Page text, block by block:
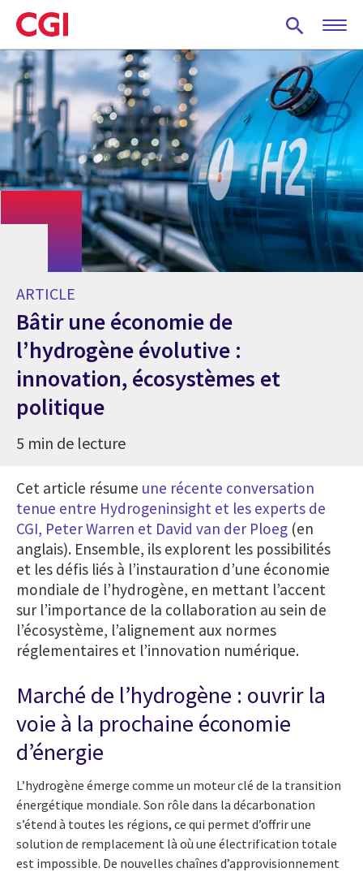
Skip
to
main
content
ARTICLE
Bâtir une économie de
l’hydrogène évolutive :
innovation, écosystèmes et
politique
5 min de lecture
Cet article résume une récente conversation
tenue entre Hydrogeninsight et les experts de
CGI, Peter Warren et David van der Ploeg (en
anglais). Ensemble, ils explorent les possibilités
et les défis liés à l’instauration d’une économie
mondiale de l’hydrogène, en mettant l’accent
sur l’importance de la collaboration au sein de
l’écosystème, l’alignement aux normes
réglementaires et l’innovation numérique.
Marché de l’hydrogène : ouvrir la
voie à la prochaine économie
d’énergie
L’hydrogène émerge comme un moteur clé de la transition
énergétique mondiale. Son rôle dans la décarbonation
s’étend à toutes les régions, ce qui permet d’offrir une
solution de remplacement là où une électrification totale
est impossible. De nouvelles chaînes d’approvisionnement